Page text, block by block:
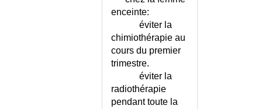
DIARRHEE CHRONIQUE DU
DIARRHEE DU VOYAGEUR
DIFFICULTES SCOLAIRES
DILATATION D'ESTOMAC
enceinte:
éviter la
chimiothérapie au
cours du premier
trimestre.
éviter la
radiothérapie
pendant toute la